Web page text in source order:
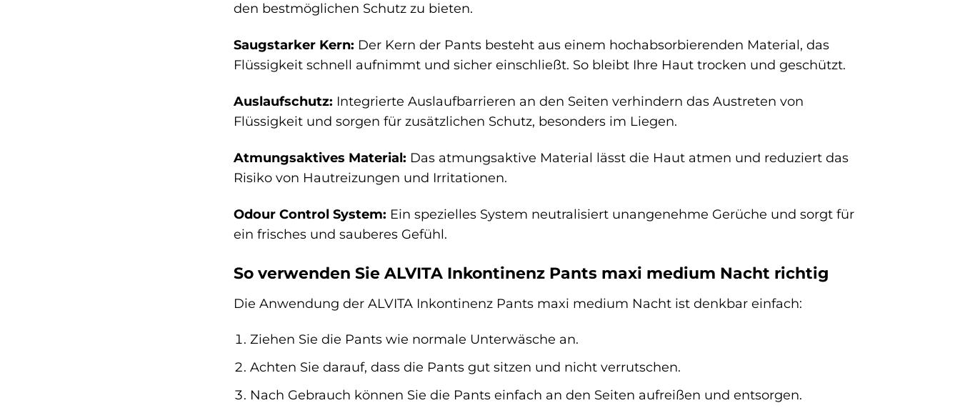
den bestmöglichen Schutz zu bieten.
Saugstarker Kern: Der Kern der Pants besteht aus einem hochabsorbierenden Material, das
Flüssigkeit schnell aufnimmt und sicher einschließt. So bleibt Ihre Haut trocken und geschützt.
Auslaufschutz: Integrierte Auslaufbarrieren an den Seiten verhindern das Austreten von
Flüssigkeit und sorgen für zusätzlichen Schutz, besonders im Liegen.
Atmungsaktives Material: Das atmungsaktive Material lässt die Haut atmen und reduziert das
Risiko von Hautreizungen und Irritationen.
Odour Control System: Ein spezielles System neutralisiert unangenehme Gerüche und sorgt für
ein frisches und sauberes Gefühl.
So verwenden Sie ALVITA Inkontinenz Pants maxi medium Nacht richtig
Die Anwendung der ALVITA Inkontinenz Pants maxi medium Nacht ist denkbar einfach:
Ziehen Sie die Pants wie normale Unterwäsche an.
Achten Sie darauf, dass die Pants gut sitzen und nicht verrutschen.
Nach Gebrauch können Sie die Pants einfach an den Seiten aufreißen und entsorgen.